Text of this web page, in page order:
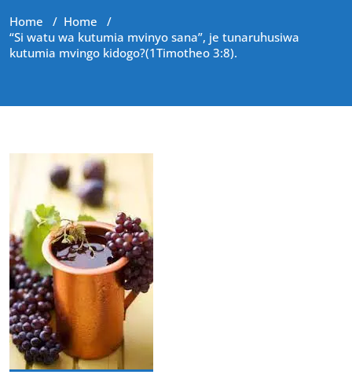
Home / Home /
“Si watu wa kutumia mvinyo sana”, je tunaruhusiwa
kutumia mvingo kidogo?(1Timotheo 3:8).